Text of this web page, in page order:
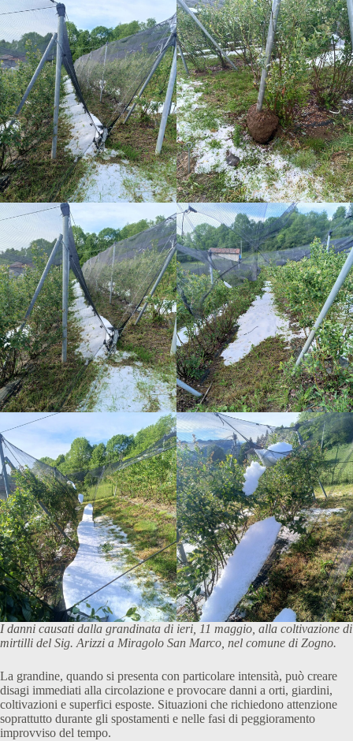
I danni causati dalla grandinata di ieri, 11 maggio, alla coltivazione di
mirtilli del Sig. Arizzi a Miragolo San Marco, nel comune di Zogno.
La grandine, quando si presenta con particolare intensità, può creare
disagi immediati alla circolazione e provocare danni a orti, giardini,
coltivazioni e superfici esposte. Situazioni che richiedono attenzione
soprattutto durante gli spostamenti e nelle fasi di peggioramento
improvviso del tempo.